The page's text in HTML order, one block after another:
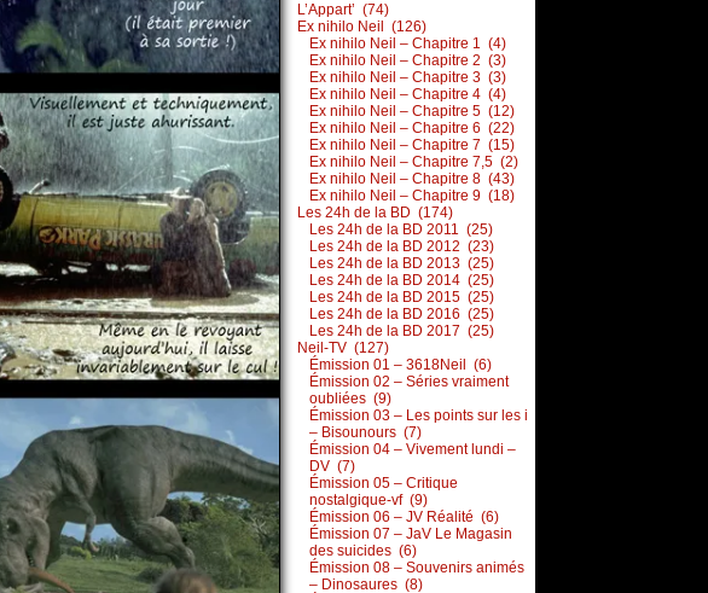
L’Appart’ (74)
Ex nihilo Neil (126)
Ex nihilo Neil – Chapitre 1 (4)
Ex nihilo Neil – Chapitre 2 (3)
Ex nihilo Neil – Chapitre 3 (3)
Ex nihilo Neil – Chapitre 4 (4)
Ex nihilo Neil – Chapitre 5 (12)
Ex nihilo Neil – Chapitre 6 (22)
Ex nihilo Neil – Chapitre 7 (15)
Ex nihilo Neil – Chapitre 7,5 (2)
Ex nihilo Neil – Chapitre 8 (43)
Ex nihilo Neil – Chapitre 9 (18)
Les 24h de la BD (174)
Les 24h de la BD 2011 (25)
Les 24h de la BD 2012 (23)
Les 24h de la BD 2013 (25)
Les 24h de la BD 2014 (25)
Les 24h de la BD 2015 (25)
Les 24h de la BD 2016 (25)
Les 24h de la BD 2017 (25)
Neil-TV (127)
Émission 01 – 3618Neil (6)
Émission 02 – Séries vraiment
oubliées (9)
Émission 03 – Les points sur les i
– Bisounours (7)
Émission 04 – Vivement lundi –
DV (7)
Émission 05 – Critique
nostalgique-vf (9)
Émission 06 – JV Réalité (6)
Émission 07 – JaV Le Magasin
des suicides (6)
Émission 08 – Souvenirs animés
– Dinosaures (8)